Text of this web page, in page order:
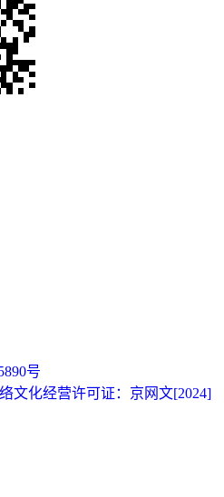
号
文化经营许可证：京网文[2024]